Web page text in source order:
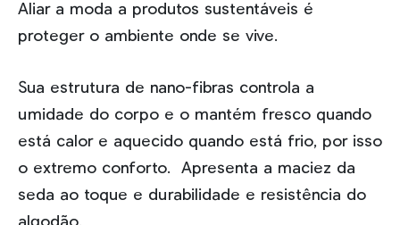
Aliar a moda a produtos sustentáveis é
proteger o ambiente onde se vive.
Sua estrutura de nano-fibras controla a
umidade do corpo e o mantém fresco quando
está calor e aquecido quando está frio, por isso
o extremo conforto. Apresenta a maciez da
seda ao toque e durabilidade e resistência do